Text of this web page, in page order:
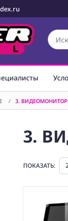
/ 3.
3.
ПОКАЗАТЬ: